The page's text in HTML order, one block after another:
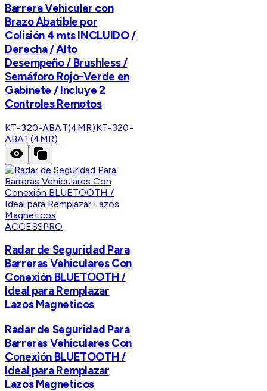
Barrera Vehicular con
Brazo Abatible por
Colisión 4 mts INCLUIDO /
Derecha / Alto
Desempeño / Brushless /
Semáforo Rojo-Verde en
Gabinete / Incluye 2
Controles Remotos
KT-320-ABAT(4MR)KT-320-
ABAT(4MR)
ACCESSPRO
Radar de Seguridad Para
Barreras Vehiculares Con
Conexión BLUETOOTH /
Ideal para Remplazar
Lazos Magneticos
Radar de Seguridad Para
Barreras Vehiculares Con
Conexión BLUETOOTH /
Ideal para Remplazar
Lazos Magneticos